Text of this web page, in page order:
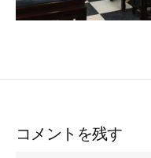
コメントを残す